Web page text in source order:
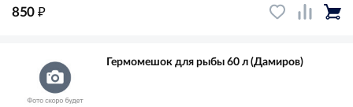
850 ₽
Гермомешок для рыбы 60 л (Дамиров)